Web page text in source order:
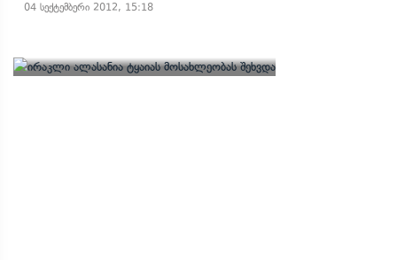
04 სექტემბერი 2012, 15:18